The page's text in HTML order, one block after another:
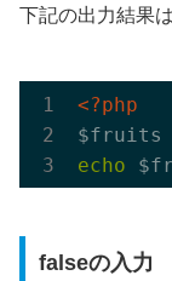
下記の出力結果は
<?php
$fruits
echo
falseの入力